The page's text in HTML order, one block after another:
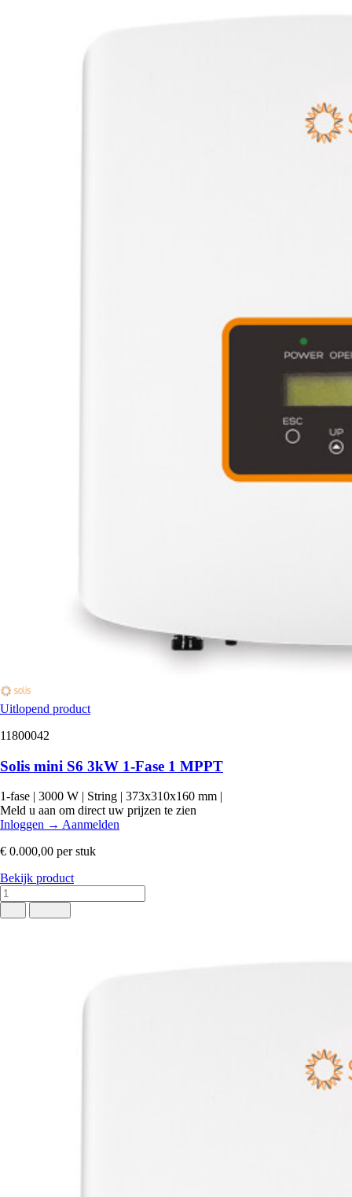
Uitlopend product
11800042
Solis mini S6 3kW 1-Fase 1 MPPT
1-fase | 3000 W | String | 373x310x160 mm |
Meld u aan om direct uw prijzen te zien
Inloggen → Aanmelden
€ 0.000,00 per stuk
Bekijk product